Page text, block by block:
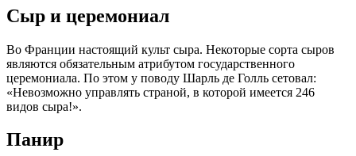
Сыр и церемониал
Во Франции настоящий культ сыра. Некоторые сорта сыров
являются обязательным атрибутом государственного
церемониала. По этом у поводу Шарль де Голль сетовал:
«Невозможно управлять страной, в которой имеется 246
видов сыра!».
Панир